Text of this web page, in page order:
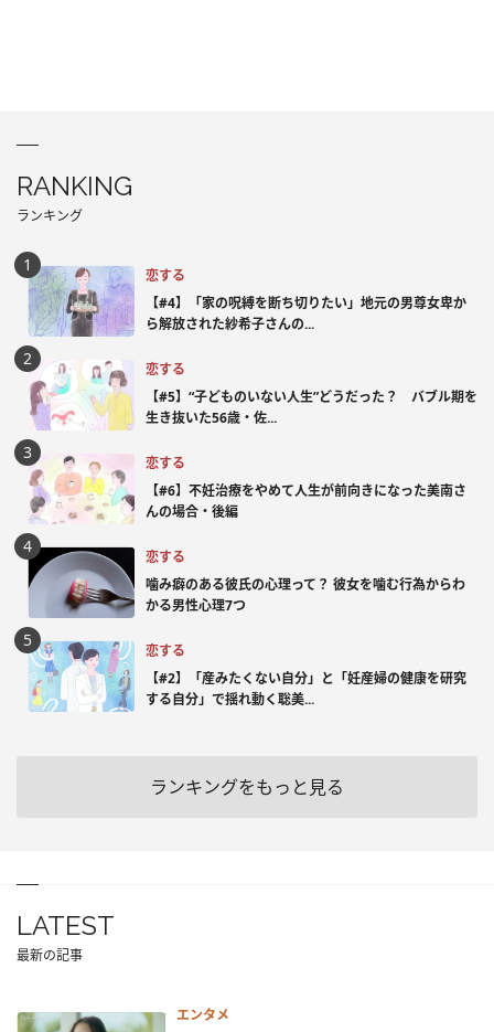
RANKING
ランキング
恋する
【#4】「家の呪縛を断ち切りたい」地元の男尊女卑か
ら解放された紗希子さんの...
恋する
【#5】“子どものいない人生”どうだった？ バブル期を
生き抜いた56歳・佐...
恋する
【#6】不妊治療をやめて人生が前向きになった美南さ
んの場合・後編
恋する
噛み癖のある彼氏の心理って？ 彼女を噛む行為からわ
かる男性心理7つ
恋する
【#2】「産みたくない自分」と「妊産婦の健康を研究
する自分」で揺れ動く聡美...
ランキングをもっと見る
LATEST
最新の記事
エンタメ